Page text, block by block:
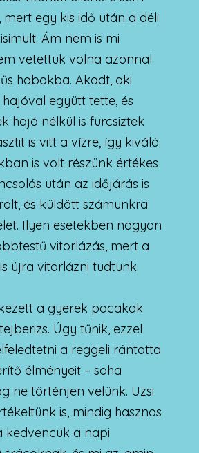
egy kis idő után a déli
Ám nem is mi
vetettük volna azonnal
habokba. Akadt, aki
együtt tette, és
hajó nélkül is fürcsiztek
is vitt a vízre, így kiváló
is volt részünk értékes
után az időjárás is
és küldött számunkra
Ilyen esetekben nagyon
vitorlázás, mert a
újra vitorlázni tudtunk.
a gyerek pocakok
Úgy tűnik, ezzel
a reggeli rántotta
élményeit – soha
ne történjen velünk. Uzsi
is, mindig hasznos
kedvencük a napi